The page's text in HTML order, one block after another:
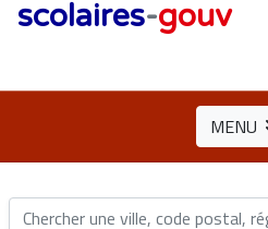
scolaires-gouv
MENU